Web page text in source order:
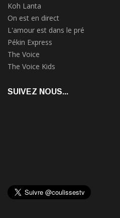
Koh Lanta
On est en direct
L'amour est dans le pré
Pékin Express
The Voice
The Voice Kids
SUIVEZ NOUS...